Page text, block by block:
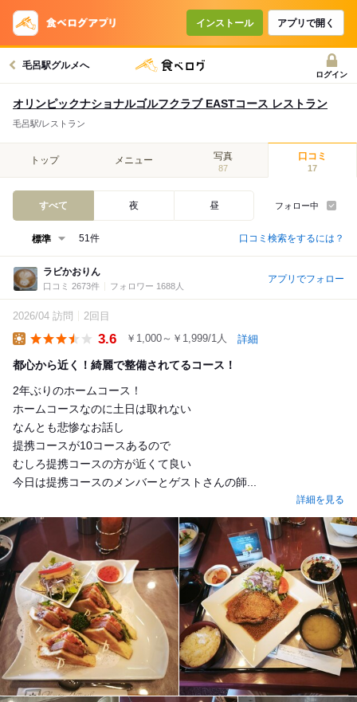
インストール アプリで開く
毛呂駅グルメへ
ログイン
オリンピックナショナルゴルフクラブ EASTコース レストラン
毛呂駅/レストラン
トップ メニュー 写真
87
口コミ
17
すべて 夜 昼 フォロー中
51件 口コミ検索をするには？
ラビかおりん
口コミ 2673件 フォロワー 1688人
アプリでフォロー
2026/04 訪問 2回目
3.6 ￥1,000～￥1,999/1人 詳細
都心から近く！綺麗で整備されてるコース！
2年ぶりのホームコース！
ホームコースなのに土日は取れない
なんとも悲惨なお話し
提携コースが10コースあるので
むしろ提携コースの方が近くて良い
今日は提携コースのメンバーとゲストさんの師...
詳細を見る